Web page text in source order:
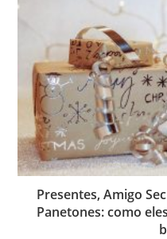
Presentes, Amigo
Panetones: como